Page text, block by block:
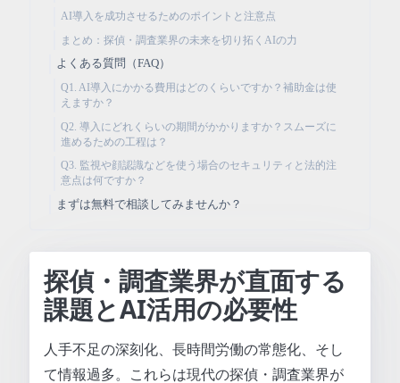
AI導入を成功させるためのポイントと注意点
まとめ：探偵・調査業界の未来を切り拓くAIの力
よくある質問（FAQ）
Q1. AI導入にかかる費用はどのくらいですか？補助金は使
えますか？
Q2. 導入にどれくらいの期間がかかりますか？スムーズに
進めるための工程は？
Q3. 監視や顔認識などを使う場合のセキュリティと法的注
意点は何ですか？
まずは無料で相談してみませんか？
探偵・調査業界が直面する
課題とAI活用の必要性
人手不足の深刻化、長時間労働の常態化、そし
て情報過多。これらは現代の探偵・調査業界が